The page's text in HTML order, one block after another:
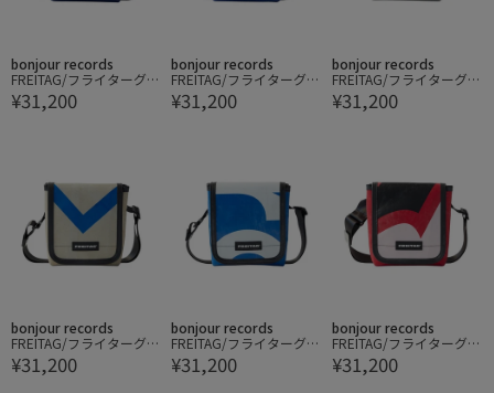
bonjour records
FREITAG/フライターグ F
RAN CROSSBODY SMALL
¥31,200
bonjour records
FREITAG/フライターグ F
RAN CROSSBODY SMALL
¥31,200
bonjour records
FREITAG/フライターグ F
RAN CROSSBODY SMALL
¥31,200
bonjour records
FREITAG/フライターグ F
RAN CROSSBODY SMALL
¥31,200
bonjour records
FREITAG/フライターグ F
RAN CROSSBODY SMALL
¥31,200
bonjour records
FREITAG/フライターグ F
RAN CROSSBODY SMALL
¥31,200